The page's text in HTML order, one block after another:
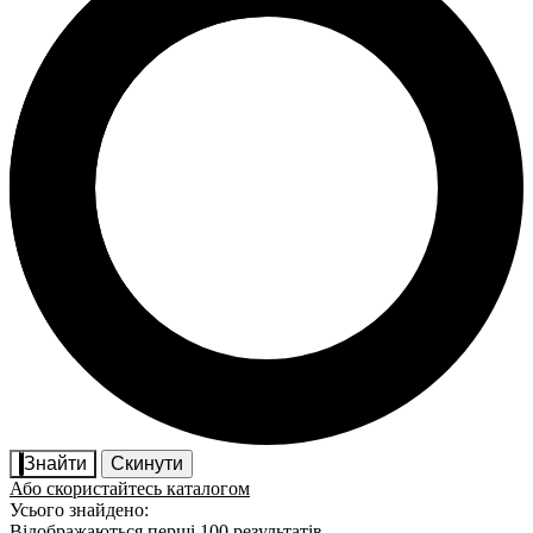
Знайти
Скинути
Або скористайтесь каталогом
Усього знайдено: